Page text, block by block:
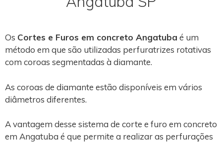
Os Cortes e Furos em concreto Angatuba é um
método em que são utilizadas perfuratrizes rotativas
com coroas segmentadas à diamante.
As coroas de diamante estão disponíveis em vários
diâmetros diferentes.
A vantagem desse sistema de corte e furo em concreto
em Angatuba é que permite a realizar as perfurações